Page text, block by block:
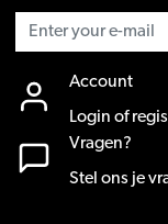
Account
Login of
Vragen?
Stel ons je